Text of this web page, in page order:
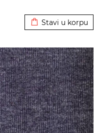
Stavi u korpu